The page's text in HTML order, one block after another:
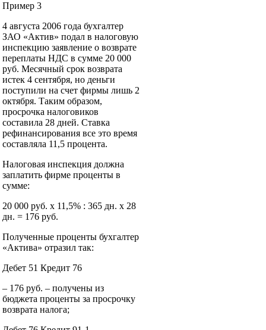
Пример 3
4 августа 2006 года бухгалтер
ЗАО «Актив» подал в налоговую
инспекцию заявление о возврате
переплаты НДС в сумме 20 000
руб. Месячный срок возврата
истек 4 сентября, но деньги
поступили на счет фирмы лишь 2
октября. Таким образом,
просрочка налоговиков
составила 28 дней. Ставка
рефинансирования все это время
составляла 11,5 процента.
Налоговая инспекция должна
заплатить фирме проценты в
сумме:
20 000 руб. x 11,5% : 365 дн. x 28
дн. = 176 руб.
Полученные проценты бухгалтер
«Актива» отразил так:
Дебет 51 Кредит 76
– 176 руб. – получены из
бюджета проценты за просрочку
возврата налога;